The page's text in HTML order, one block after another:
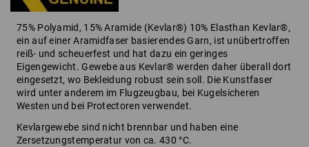
75% Polyamid, 15% Aramide (Kevlar®) 10% Elasthan Kevlar®,
ein auf einer Aramidfaser basierendes Garn, ist unübertroffen
reiß- und scheuerfest und hat dazu ein geringes
Eigengewicht. Gewebe aus Kevlar® werden daher überall dort
eingesetzt, wo Bekleidung robust sein soll. Die Kunstfaser
wird unter anderem im Flugzeugbau, bei Kugelsicheren
Westen und bei Protectoren verwendet.
Kevlargewebe sind nicht brennbar und haben eine
Zersetzungstemperatur von ca. 430 °C.